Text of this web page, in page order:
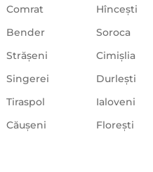
Comrat
Hînceşti
Bender
Soroca
Strășeni
Cimișlia
Singerei
Durlești
Tiraspol
Ialoveni
Căușeni
Floreşti